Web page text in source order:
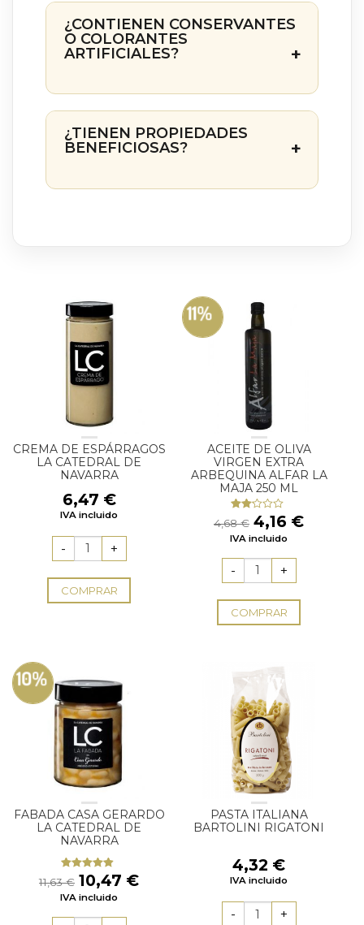
¿CONTIENEN CONSERVANTES
O COLORANTES
ARTIFICIALES?
¿TIENEN PROPIEDADES
BENEFICIOSAS?
CREMA DE ESPÁRRAGOS
LA CATEDRAL DE
NAVARRA
6,47 €
IVA incluido
COMPRAR
11%
ACEITE DE OLIVA
VIRGEN EXTRA
ARBEQUINA ALFAR LA
MAJA 250 ML
Valorado
con
2.00
4,68€ El
precio
era:
4,68 €.
4,16 €El
IVA incluido
COMPRAR
10%
FABADA CASA GERARDO
LA CATEDRAL DE
NAVARRA
Valorado
con4.60
de 5
11,63€ El
precio
10,47 €El
IVA incluido
PASTA ITALIANA
BARTOLINI RIGATONI
4,32 €
IVA incluido